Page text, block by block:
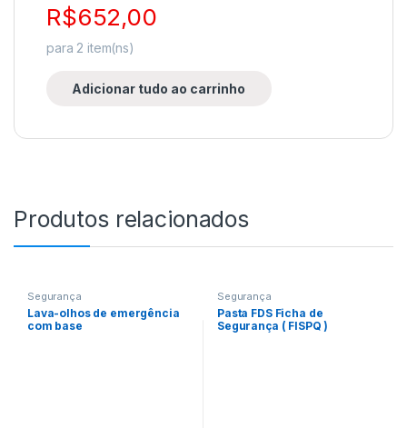
R$652,00
para 2 item(ns)
Adicionar tudo ao carrinho
Produtos relacionados
Segurança
Lava-olhos de emergência
com base
Segurança
Pasta FDS Ficha de
Segurança ( FISPQ )